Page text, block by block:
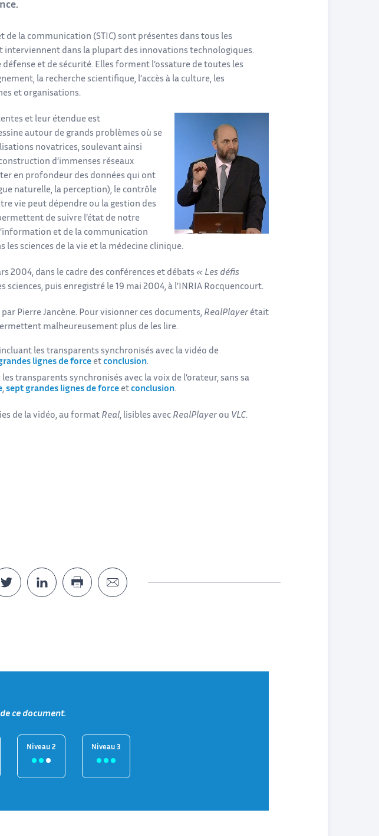
de la communication (STIC) sont présentes dans tous les
interviennent dans la plupart des innovations technologiques.
et de sécurité. Elles forment l’ossature de toutes les
la recherche scientifique, l’accès à la culture, les
et organisations.
et leur étendue est
autour de grands problèmes où se
novatrices, soulevant ainsi
d’immenses réseaux
en profondeur des données qui ont
naturelle, la perception), le contrôle
vie peut dépendre ou la gestion des
de suivre l’état de notre
et de la communication
sciences de la vie et la médecine clinique.
2004, dans le cadre des conférences et débats « Les défis
sciences, puis enregistré le 19 mai 2004, à l’INRIA Rocquencourt.
par Pierre Jancène. Pour visionner ces documents, RealPlayer était
malheureusement plus de les lire.
incluant les transparents synchronisés avec la vidéo de
lignes de force et conclusion.
les transparents synchronisés avec la voix de l’orateur, sans sa
sept grandes lignes de force et conclusion.
de la vidéo, au format Real , lisibles avec RealPlayerou VLC.
ce document.
Niveau 2 Niveau 3